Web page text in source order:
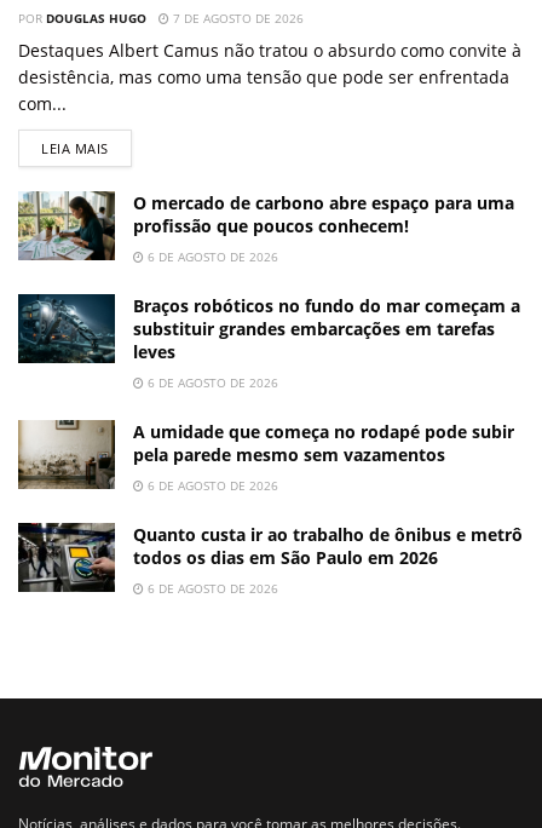
POR DOUGLAS HUGO 7 DE AGOSTO DE 2026
Destaques Albert Camus não tratou o absurdo como convite à
desistência, mas como uma tensão que pode ser enfrentada
com...
LEIA MAIS
O mercado de carbono abre espaço para uma
profissão que poucos conhecem!
6 DE AGOSTO DE 2026
Braços robóticos no fundo do mar começam a
substituir grandes embarcações em tarefas
leves
6 DE AGOSTO DE 2026
A umidade que começa no rodapé pode subir
pela parede mesmo sem vazamentos
6 DE AGOSTO DE 2026
Quanto custa ir ao trabalho de ônibus e metrô
todos os dias em São Paulo em 2026
6 DE AGOSTO DE 2026
Notícias, análises e dados para você tomar as melhores decisões.